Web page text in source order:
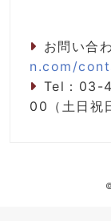
お問い合
n.com/
Tel：03-
00（土日祝